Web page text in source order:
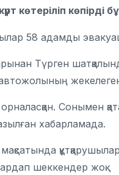
көтеріліп
58 адамды
Түрген
Сонымен
хабарламада.
мақсатында
шеккендер жоқ.